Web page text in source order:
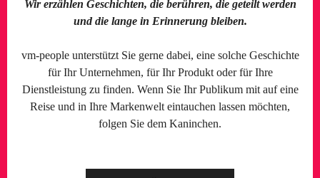
Wir erzählen Geschichten, die berühren, die geteilt werden
und die lange in Erinnerung bleiben.
vm-people unterstützt Sie gerne dabei, eine solche Geschichte
für Ihr Unternehmen, für Ihr Produkt oder für Ihre
Dienstleistung zu finden. Wenn Sie Ihr Publikum mit auf eine
Reise und in Ihre Markenwelt eintauchen lassen möchten,
folgen Sie dem Kaninchen.